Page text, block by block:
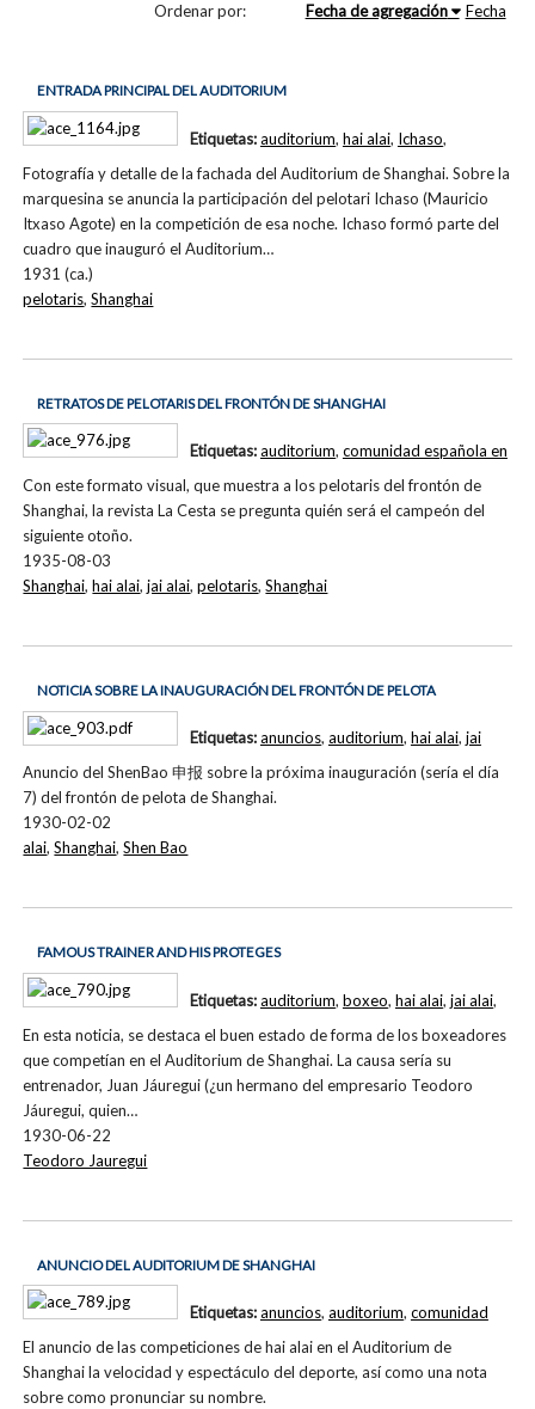
Ordenar por: Fecha de agregación Fecha
ENTRADA PRINCIPAL DEL AUDITORIUM
Fotografía y detalle de la fachada del Auditorium de Shanghai. Sobre la
marquesina se anuncia la participación del pelotari Ichaso (Mauricio
Itxaso Agote) en la competición de esa noche. Ichaso formó parte del
cuadro que inauguró el Auditorium…
1931 (ca.)
Etiquetas:auditorium, hai alai, Ichaso,
pelotaris,Shanghai
RETRATOS DE PELOTARIS DEL FRONTÓN DE SHANGHAI
Con este formato visual, que muestra a los pelotaris del frontón de
Shanghai, la revista La Cesta se pregunta quién será el campeón del
siguiente otoño.
1935-08-03
Etiquetas:auditorium, comunidad española en
Shanghai,hai alai,jai alai,pelotaris,Shanghai
NOTICIA SOBRE LA INAUGURACIÓN DEL FRONTÓN DE PELOTA
Anuncio del ShenBao 申报 sobre la próxima inauguración (sería el día
7) del frontón de pelota de Shanghai.
1930-02-02
Etiquetas:anuncios, auditorium, hai alai, jai
alai,Shanghai,Shen Bao
FAMOUS TRAINER AND HIS PROTEGES
En esta noticia, se destaca el buen estado de forma de los boxeadores
que competían en el Auditorium de Shanghai. La causa sería su
entrenador, Juan Jáuregui (¿un hermano del empresario Teodoro
Jáuregui, quien…
1930-06-22
Etiquetas:auditorium, boxeo, hai alai, jai alai,
Teodoro Jauregui
ANUNCIO DEL AUDITORIUM DE SHANGHAI
El anuncio de las competiciones de hai alai en el Auditorium de
Shanghai la velocidad y espectáculo del deporte, así como una nota
sobre como pronunciar su nombre.
Etiquetas:anuncios, auditorium, comunidad